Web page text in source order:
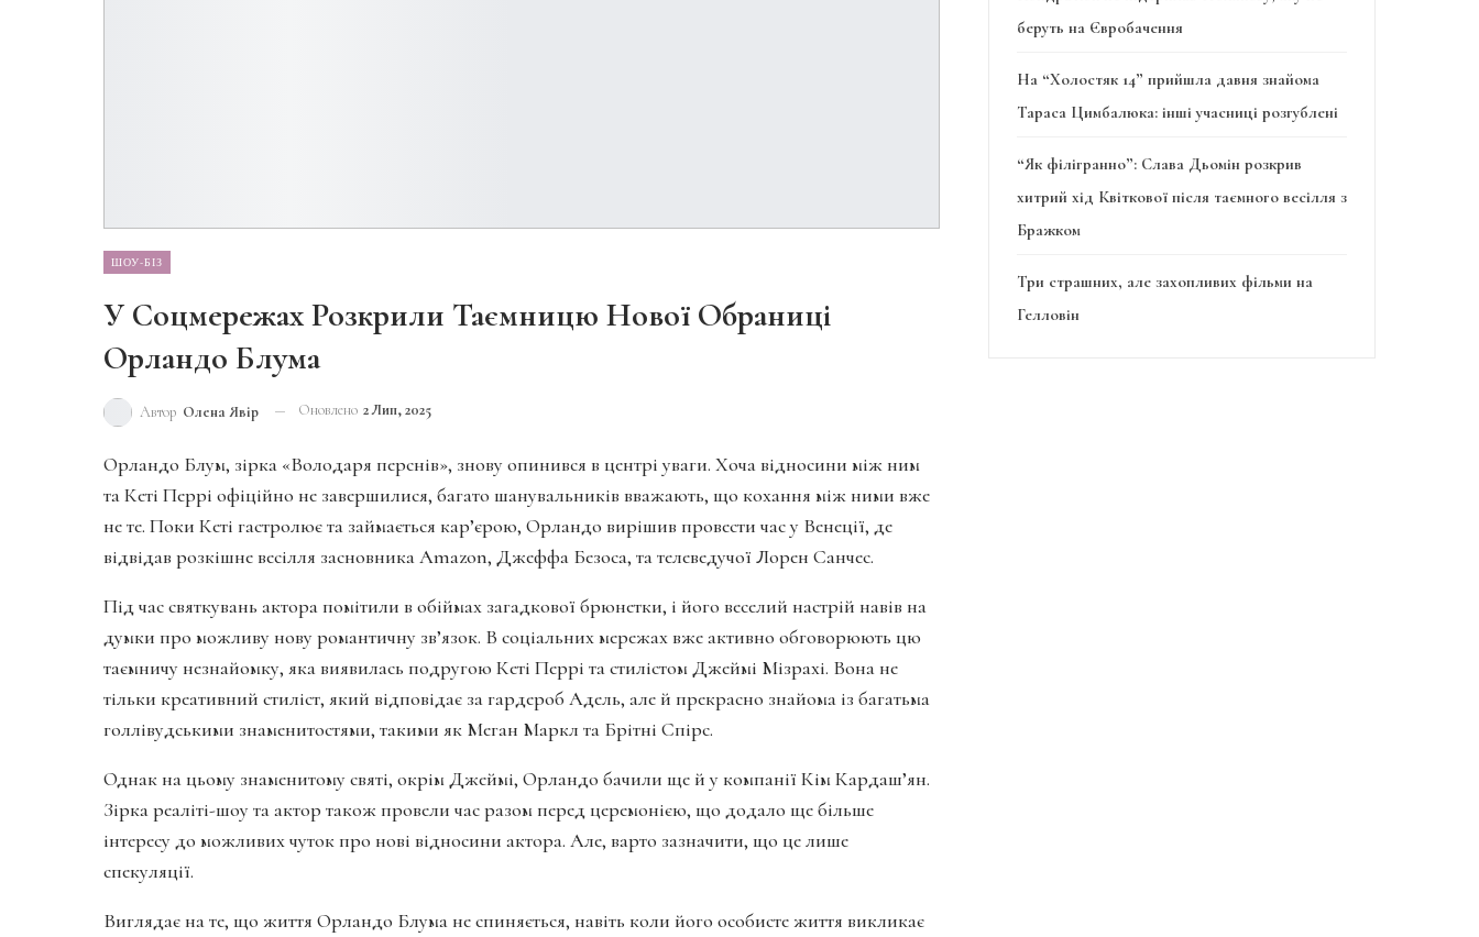
ШОУ-БІЗ
У Соцмережах Розкрили Таємницю Нової Обраниці
Орландо Блума
Автор Олена Явір Оновлено 2 Лип, 2025
Орландо Блум, зірка «Володаря перснів», знову опинився в центрі уваги. Хоча відносини між ним
та Кеті Перрі офіційно не завершилися, багато шанувальників вважають, що кохання між ними вже
не те. Поки Кеті гастролює та займається кар’єрою, Орландо вирішив провести час у Венеції, де
відвідав розкішне весілля засновника Amazon, Джеффа Безоса, та телеведучої Лорен Санчес.
Під час святкувань актора помітили в обіймах загадкової брюнетки, і його веселий настрій навів на
думки про можливу нову романтичну зв’язок. В соціальних мережах вже активно обговорюють цю
таємничу незнайомку, яка виявилась подругою Кеті Перрі та стилістом Джеймі Мізрахі. Вона не
тільки креативний стиліст, який відповідає за гардероб Адель, але й прекрасно знайома із багатьма
голлівудськими знаменитостями, такими як Меган Маркл та Брітні Спірс.
Однак на цьому знаменитому святі, окрім Джеймі, Орландо бачили ще й у компанії Кім Кардаш’ян.
Зірка реаліті-шоу та актор також провели час разом перед церемонією, що додало ще більше
інтересу до можливих чуток про нові відносини актора. Але, варто зазначити, що це лише
спекуляції.
Виглядає на те, що життя Орландо Блума не спиняється, навіть коли його особисте життя викликає
беруть на Євробачення
На “Холостяк 14” прийшла давня знайома
Тараса Цимбалюка: інші учасниці розгублені
“Як філігранно”: Слава Дьомін розкрив
хитрий хід Квіткової після таємного весілля з
Бражком
Три страшних, але захопливих фільми на
Гелловін